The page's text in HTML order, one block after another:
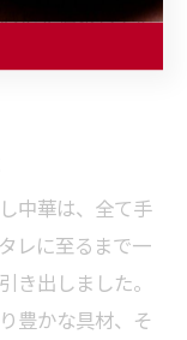
いを追求してい
引き立てるポイ
中華は、全て手
レに至るまで一
き出しました。
豊かな具材、そ